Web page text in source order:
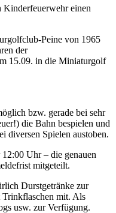
Kinderfeuerwehr einen
Peine von 1965
der
15.09. in die Miniaturgolf
bzw. gerade bei sehr
die Bahn bespielen und
diversen Spielen austoben.
Uhr – die genauen
mitgeteilt.
Durstgetränke zur
mit. Als
usw. zur Verfügung.